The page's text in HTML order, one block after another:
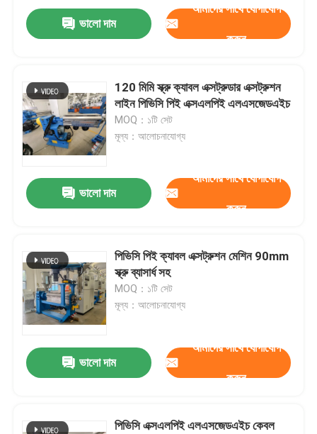
ভালো দাম
আমাদের সাথে যোগাযোগ
করুন
120 মিমি স্ক্রু ক্যাবল এক্সট্রুডার এক্সট্রুশন
লাইন পিভিসি পিই এক্সএলপিই এলএসজেডএইচ
MOQ：১টি সেট
মূল্য：আলোচনাযোগ্য
ভালো দাম
আমাদের সাথে যোগাযোগ
করুন
পিভিসি পিই ক্যাবল এক্সট্রুশন মেশিন 90mm
স্ক্রু ব্যাসার্ধ সহ
MOQ：১টি সেট
মূল্য：আলোচনাযোগ্য
ভালো দাম
আমাদের সাথে যোগাযোগ
করুন
পিভিসি এক্সএলপিই এলএসজেডএইচ কেবল